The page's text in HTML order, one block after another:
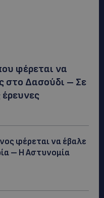
φέρεται να
στο Δασούδι – Σε
έρευνες
φέρεται να έβαλε
– Η Αστυνομία